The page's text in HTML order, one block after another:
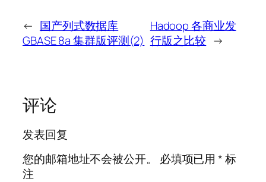
← 国产列式数据库
GBASE 8a 集群版评测(2)
Hadoop 各商业发
行版之比较 →
评论
发表回复
您的邮箱地址不会被公开。
必填项已用*标
注